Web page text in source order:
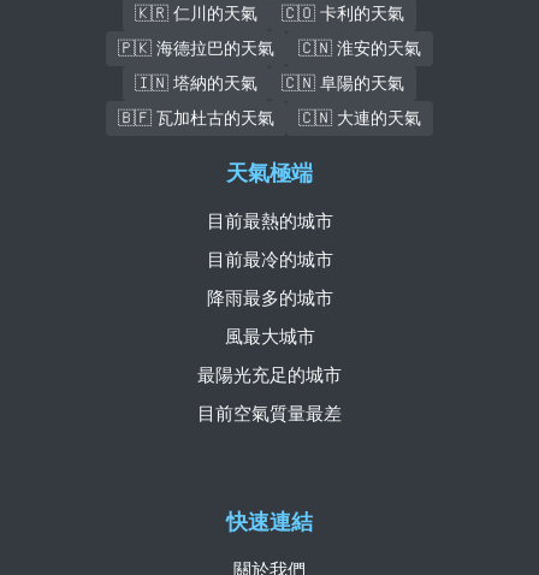
🇰🇷 仁川的天氣
🇨🇴 卡利的天氣
🇵🇰 海德拉巴的天氣
🇨🇳 淮安的天氣
🇮🇳 塔納的天氣
🇨🇳 阜陽的天氣
🇧🇫 瓦加杜古的天氣
🇨🇳 大連的天氣
快速連結
關於我們
天氣極端
目前最熱的城市
目前最冷的城市
降雨最多的城市
風最大城市
最陽光充足的城市
目前空氣質量最差